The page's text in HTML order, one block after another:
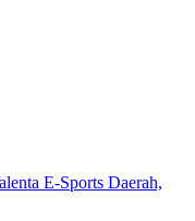
E-Sports Daerah,